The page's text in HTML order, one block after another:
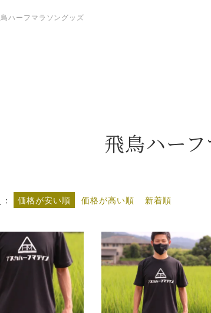
ハーフマラソングッズ
飛鳥ハー
価格が安い順 価格が高い順 新着順